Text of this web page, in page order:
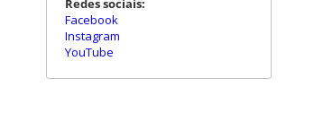
Redes sociais:
Facebook
Instagram
YouTube